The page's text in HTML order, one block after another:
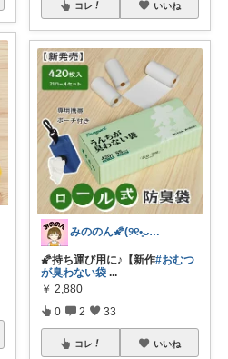
コレ いいね
みののん🌠(୨୧•͈ᴗ•͈)感謝♡
🌠持ち運び用に♪【新作#おむつ
が臭わない袋 ...
￥ 2,880
0 2 33
コレ いいね